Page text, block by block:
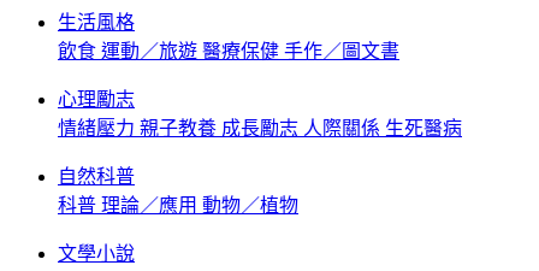
生活風格
飲食 運動／旅遊 醫療保健 手作／圖文書
心理勵志
情緒壓力 親子教養 成長勵志 人際關係 生死醫病
自然科普
科普 理論／應用 動物／植物
文學小說